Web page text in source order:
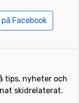
Facebook
tips, nyheter och
skidrelaterat.